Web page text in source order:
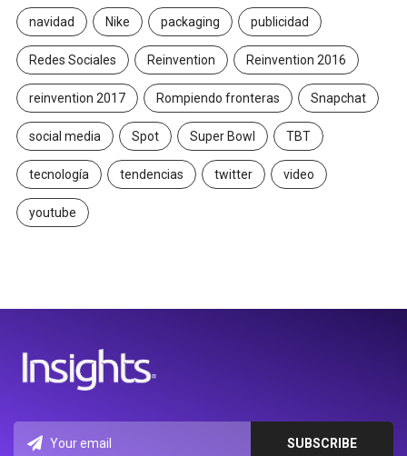
navidad Nike packaging publicidad
Redes Sociales Reinvention Reinvention 2016
reinvention 2017 Rompiendo fronteras Snapchat
social media Spot Super Bowl TBT
tecnología tendencias twitter video
youtube